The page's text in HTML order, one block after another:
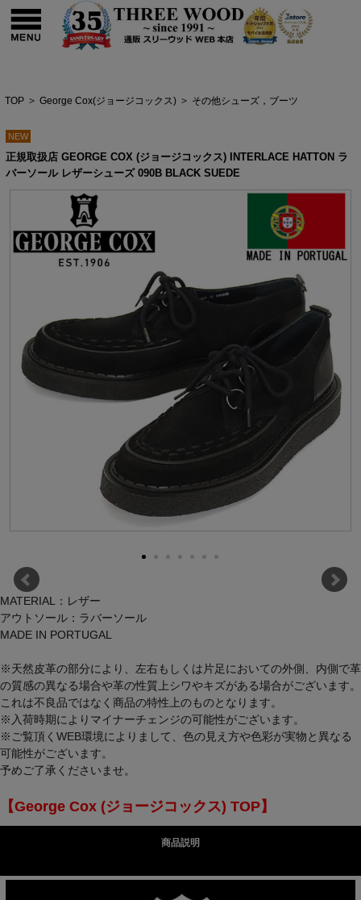
TOP > George Cox(ジョージコックス) > その他シューズ，ブーツ
NEW
正規取扱店 GEORGE COX (ジョージコックス) INTERLACE HATTON ラ
バーソール レザーシューズ 090B BLACK SUEDE
MATERIAL：レザー
アウトソール：ラバーソール
MADE IN PORTUGAL
※天然皮革の部分により、左右もしくは片足においての外側、内側で革
の質感の異なる場合や革の性質上シワやキズがある場合がございます。
これは不良品ではなく商品の特性上のものとなります。
※入荷時期によりマイナーチェンジの可能性がございます。
※ご覧頂くWEB環境によりまして、色の見え方や色彩が実物と異なる
可能性がございます。
予めご了承くださいませ。
【George Cox (ジョージコックス) TOP】
商品説明